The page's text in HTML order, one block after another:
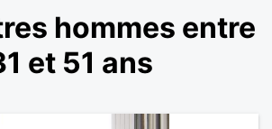
hommes entre
et 51 ans